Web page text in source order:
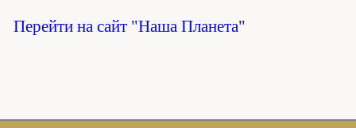
Перейти на сайт "Наша Планета"